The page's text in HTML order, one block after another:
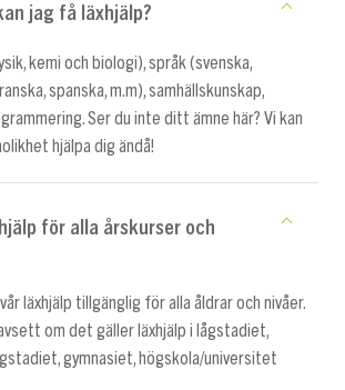
jag få läxhjälp?
kemi och biologi), språk (svenska,
spanska, m.m), samhällskunskap,
Ser du inte ditt ämne här? Vi kan
hjälpa dig ändå!
för alla årskurser och
läxhjälp tillgänglig för alla åldrar och nivåer.
om det gäller läxhjälp i lågstadiet,
gymnasiet, högskola/universitet